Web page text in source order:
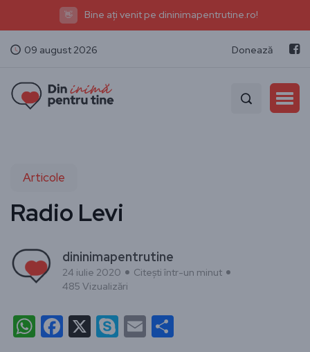
👋 Bine ați venit pe dininimapentrutine.ro!
09 august 2026 Donează
Articole
Radio Levi
dininimapentrutine
24 iulie 2020
Citești într-un minut
485 Vizualizări
WhatsApp
Facebook
X Skype
Email